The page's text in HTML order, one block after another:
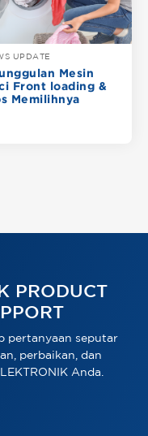
UPDATE
Mesin
Front loading &
Memilihnya
PRODUCT
pertanyaan seputar
perbaikan, dan
Anda.